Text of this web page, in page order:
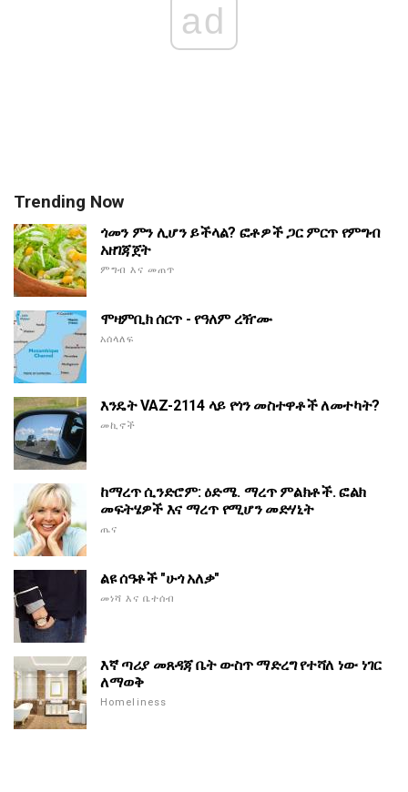
ad
Trending Now
ጎመን ምን ሊሆን ይችላል? ፎቶዎች ጋር ምርጥ የምግብ
አዘገጃጀት
ምግብ እና መጠጥ
ሞዛምቢክ ሰርጥ - የዓለም ረዥሙ
አሰላለፍ
እንዴት VAZ-2114 ላይ የጎን መስተዋቶች ለመተካት?
መኪኖች
ከማረጥ ሲንድሮም: ዕድሜ. ማረጥ ምልክቶች. ፎልክ
መፍትሄዎች እና ማረጥ የሚሆን መድሃኒት
ጤና
ልዩ ሰዓቶች "ሁጎ አለቃ"
መነሻ እና ቤተሰብ
እኛ ጣሪያ መጸዳጃ ቤት ውስጥ ማድረግ የተሻለ ነው ነገር
ለማወቅ
Homeliness